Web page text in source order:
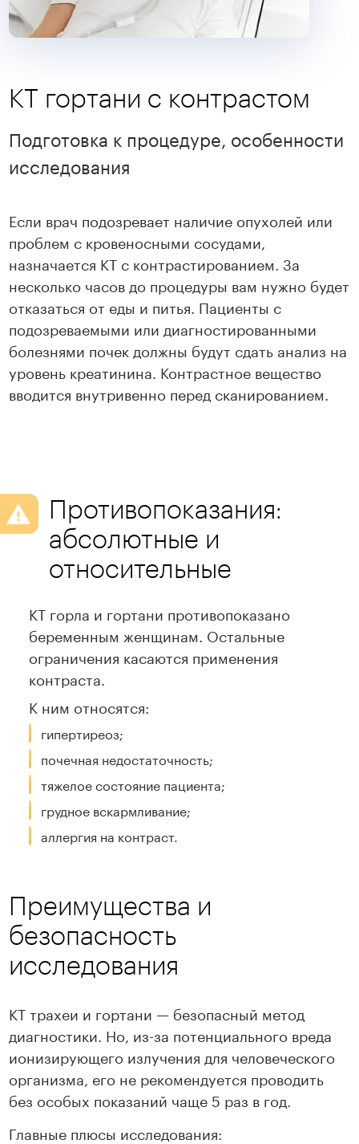
КТ гортани с контрастом
Подготовка к процедуре, особенности
исследования
Если врач подозревает наличие опухолей или
проблем с кровеносными сосудами,
назначается КТ с контрастированием. За
несколько часов до процедуры вам нужно будет
отказаться от еды и питья. Пациенты с
подозреваемыми или диагностированными
болезнями почек должны будут сдать анализ на
уровень креатинина. Контрастное вещество
вводится внутривенно перед сканированием.
Противопоказания:
абсолютные и
относительные
КТ горла и гортани противопоказано
беременным женщинам. Остальные
ограничения касаются применения
контраста.
К ним относятся:
гипертиреоз;
почечная недостаточность;
тяжелое состояние пациента;
грудное вскармливание;
аллергия на контраст.
Преимущества и
безопасность
исследования
КТ трахеи и гортани — безопасный метод
диагностики. Но, из-за потенциального вреда
ионизирующего излучения для человеческого
организма, его не рекомендуется проводить
без особых показаний чаще 5 раз в год.
Главные плюсы исследования: